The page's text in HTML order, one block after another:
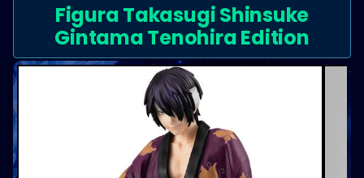
Figura Takasugi Shinsuke
Gintama Tenohira Edition